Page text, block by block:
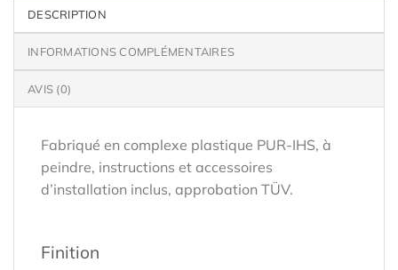
DESCRIPTION
INFORMATIONS COMPLÉMENTAIRES
AVIS (0)
Fabriqué en complexe plastique PUR-IHS, à
peindre, instructions et accessoires
d’installation inclus, approbation TÜV.
Finition